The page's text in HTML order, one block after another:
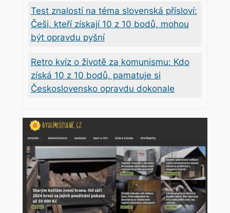
Test znalostí na téma slovenská přísloví:
Češi, kteří získají 10 z 10 bodů, mohou
být opravdu pyšní
Retro kvíz o životě za komunismu: Kdo
získá 10 z 10 bodů, pamatuje si
Československo opravdu dokonale